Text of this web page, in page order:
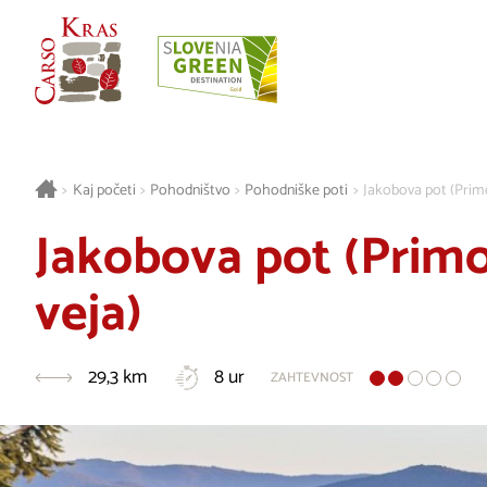
> Kaj početi > Pohodništvo > Pohodniške poti > Jakobova pot
Jakobova pot
veja)
29,3 km 8 ur ZAHTEVNOST